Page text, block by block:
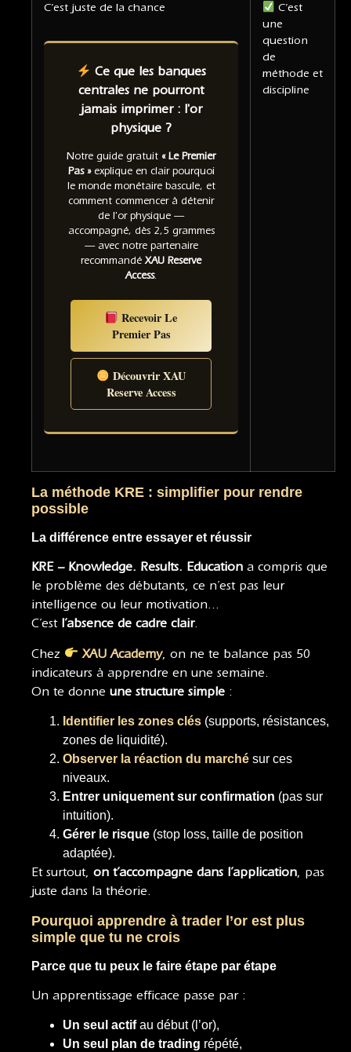
C’est juste de la chance
Ce que les banques
centrales ne pourront
jamais imprimer : l'or
physique ?
Notre guide gratuit « Le Premier
Pas »explique en clair pourquoi
le monde monétaire bascule, et
comment commencer à détenir
de l'or physique —
accompagné, dès 2,5 grammes
— avec notre partenaire
recommandéXAU Reserve
Access.
Recevoir Le
Premier Pas
Découvrir XAU
Reserve Access
C’est
une
question
de
méthode et
discipline
La méthode KRE : simplifier pour rendre
possible
La différence entre essayer et réussir
KRE – Knowledge. Results. Education a compris que
le problème des débutants, ce n’est pas leur
intelligence ou leur motivation…
C’est l’absence de cadre clair.
Chez XAU Academy, on ne te balance pas 50
indicateurs à apprendre en une semaine.
On te donne une structure simple :
Identifier les zones clés (supports, résistances,
zones de liquidité).
Observer la réaction du marché sur ces
niveaux.
Entrer uniquement sur confirmation (pas sur
intuition).
Gérer le risque (stop loss, taille de position
adaptée).
Et surtout, on t’accompagne dans l’application, pas
juste dans la théorie.
Pourquoi apprendre à trader l’or est plus
simple que tu ne crois
Parce que tu peux le faire étape par étape
Un apprentissage efficace passe par :
Un seul actifau début (l’or),
Un seul plan de trading répété,